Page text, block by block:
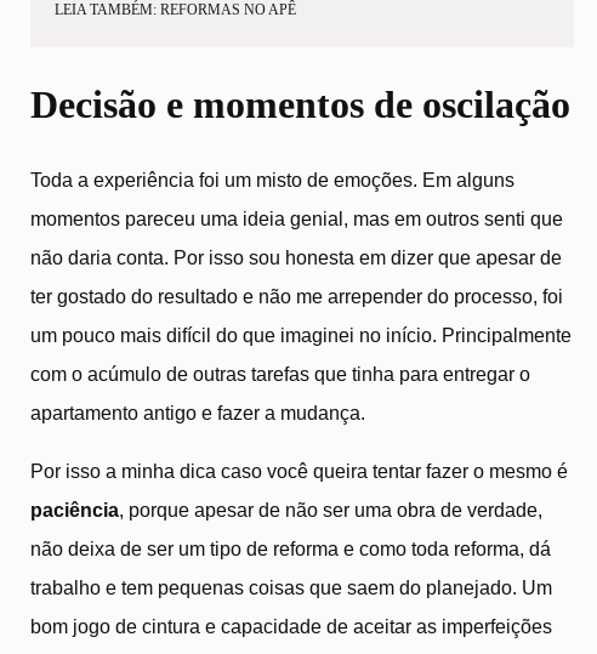
LEIA TAMBÉM: REFORMAS NO APÊ
Decisão e momentos de oscilação
Toda a experiência foi um misto de emoções. Em alguns
momentos pareceu uma ideia genial, mas em outros senti que
não daria conta. Por isso sou honesta em dizer que apesar de
ter gostado do resultado e não me arrepender do processo, foi
um pouco mais difícil do que imaginei no início. Principalmente
com o acúmulo de outras tarefas que tinha para entregar o
apartamento antigo e fazer a mudança.
Por isso a minha dica caso você queira tentar fazer o mesmo é
paciência, porque apesar de não ser uma obra de verdade,
não deixa de ser um tipo de reforma e como toda reforma, dá
trabalho e tem pequenas coisas que saem do planejado. Um
bom jogo de cintura e capacidade de aceitar as imperfeições